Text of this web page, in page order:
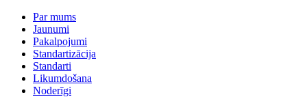
Par mums
Jaunumi
Pakalpojumi
Standartizācija
Standarti
Likumdošana
Noderīgi